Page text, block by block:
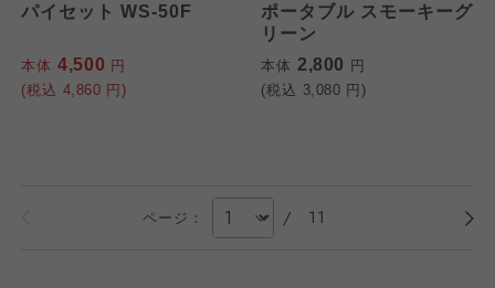
パイセット WS-50F
本体 4,500 円
(税込 4,860 円)
ポータブル スモーキーグ
リーン
本体 2,800 円
(税込 3,080 円)
ページ： / 11